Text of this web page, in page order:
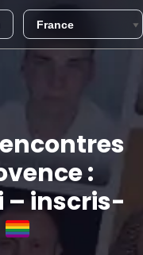
:
– inscris-